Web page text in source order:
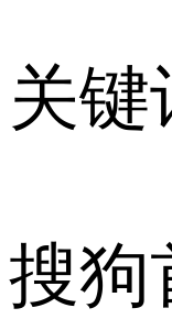
关键
搜狗